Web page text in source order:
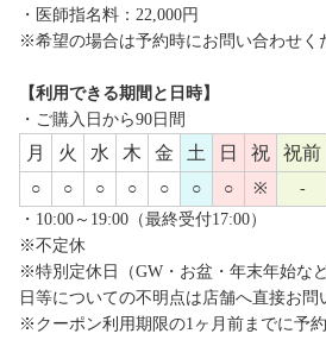
・医師指名料：22,000円
※希望の場合は予約時にお問い合わせく
【利用できる期間と日時】
・ご購入日から90日間
月 火 水 木 金 土 日 祝 祝前
○ ○ ○ ○ ○ ○ ○ ※
-
・10:00～19:00（最終受付17:00）
※不定休
※特別定休日（GW・お盆・年末年始な
日等についての不明点は店舗へ直接お問
※クーポン利用期限の1ヶ月前までに予